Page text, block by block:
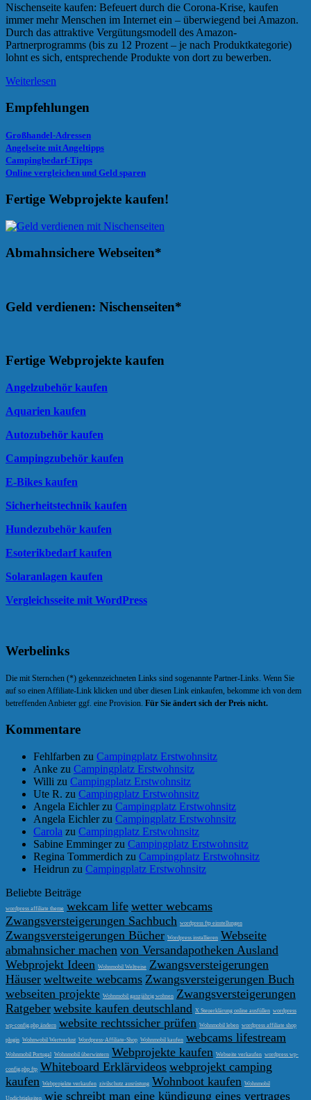
Nischenseite kaufen: Befeuert durch die Corona-Krise, kaufen
immer mehr Menschen im Internet ein – überwiegend bei Amazon.
Durch das attraktive Vergütungsmodell des Amazon-
Partnerprogramms (bis zu 12 Prozent – je nach Produktkategorie)
lohnt es sich, entsprechende Produkte von dort zu bewerben.
Weiterlesen
Empfehlungen
Großhandel-Adressen
Angelseite mit Angeltipps
Campingbedarf-Tipps
Online vergleichen und Geld sparen
Fertige Webprojekte kaufen!
Abmahnsichere Webseiten*
Geld verdienen: Nischenseiten*
Fertige Webprojekte kaufen
Angelzubehör kaufen
Aquarien kaufen
Autozubehör kaufen
Campingzubehör kaufen
E-Bikes kaufen
Sicherheitstechnik kaufen
Hundezubehör kaufen
Esoterikbedarf kaufen
Solaranlagen kaufen
Vergleichsseite mit WordPress
Werbelinks
Die mit Sternchen (*) gekennzeichneten Links sind sogenannte Partner-Links. Wenn Sie
auf so einen Affiliate-Link klicken und über diesen Link einkaufen, bekomme ich von dem
betreffenden Anbieter ggf. eine Provision. Für Sie ändert sich der Preis nicht.
Kommentare
Fehlfarben zu Campingplatz Erstwohnsitz
Anke zu Campingplatz Erstwohnsitz
Willi zu Campingplatz Erstwohnsitz
Ute R. zu Campingplatz Erstwohnsitz
Angela Eichler zu Campingplatz Erstwohnsitz
Angela Eichler zu Campingplatz Erstwohnsitz
Carola zu Campingplatz Erstwohnsitz
Sabine Emminger zu Campingplatz Erstwohnsitz
Regina Tommerdich zu Campingplatz Erstwohnsitz
Heidrun zu Campingplatz Erstwohnsitz
Beliebte Beiträge
wordpress affiliate theme wekcam life wetter webcams
Zwangsversteigerungen Sachbuch wordpress ftp einstellungen
Zwangsversteigerungen Bücher Wordpress installieren Webseite
abmahnsicher machen von Versandapotheken Ausland
Webprojekt Ideen Wohnmobil Weltreise Zwangsversteigerungen
Häuser weltweite webcams Zwangsversteigerungen Buch
webseiten projekte Wohnmobil ganzjährig wohnen Zwangsversteigerungen
Ratgeber website kaufen deutschland X Steuerklärung online ausfüllen wordpress
wp-config.php ändern website rechtssicher prüfen Wohnmobil leben wordpress affiliate shop
plugin Wohnwobil Wertverlust Wordpress-Affiliate-Shop Wohnmobil kaufen webcams lifestream
Wohnmobil Portugal Wohnmobil überwintern Webprojekte kaufen Webseite verkaufen wordpress wp-
config.php ftp Whiteboard Erklärvideos webprojekt camping
kaufen Webprojekte verkaufen zivilschutz ausrüstung Wohnboot kaufen Wohnmobil
Undichtigkeiten wie schreibt man eine kündigung eines vertrages